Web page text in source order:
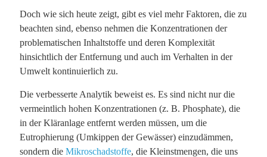
Doch wie sich heute zeigt, gibt es viel mehr Faktoren, die zu
beachten sind, ebenso nehmen die Konzentrationen der
problematischen Inhaltstoffe und deren Komplexität
hinsichtlich der Entfernung und auch im Verhalten in der
Umwelt kontinuierlich zu.
Die verbesserte Analytik beweist es. Es sind nicht nur die
vermeintlich hohen Konzentrationen (z. B. Phosphate), die
in der Kläranlage entfernt werden müssen, um die
Eutrophierung (Umkippen der Gewässer) einzudämmen,
sondern die Mikroschadstoffe, die Kleinstmengen, die uns